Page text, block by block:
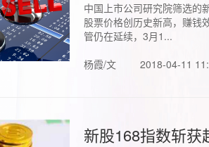
中国上市公司研究院筛选的
股票价格创历史新高，赚钱
管仍在延续，3月1...
杨霞/文
2018-04-11
新股168指数斩